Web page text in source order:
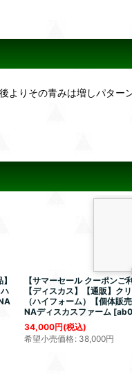
りその青みは増しパター
【サマーセール クーポンご
【ディスカス】【通販】ク
（ハイフォーム）【個体
NAディスカスファーム [
34,000円(税込)
希望小売価格: 38,000円